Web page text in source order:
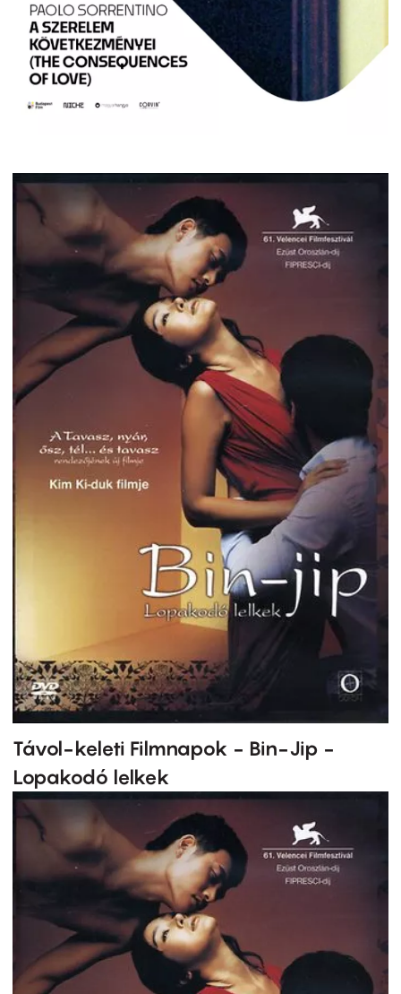
Távol-keleti Filmnapok - Bin-Jip -
Lopakodó lelkek